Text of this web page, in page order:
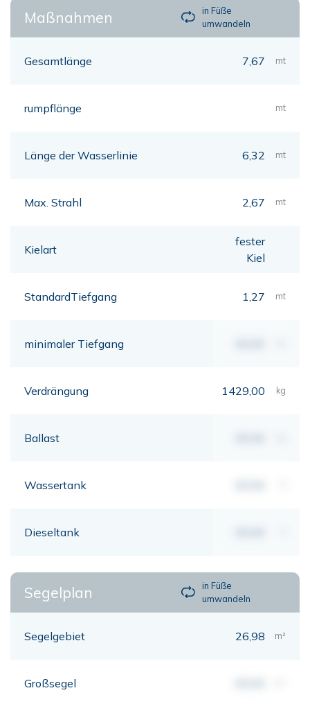
Maßnahmen
in Füße
umwandeln
Gesamtlänge 7,67 mt
rumpflänge mt
Länge der Wasserlinie 6,32 mt
Max. Strahl 2,67 mt
Kielart
fester
Kiel
StandardTiefgang 1,27 mt
minimaler Tiefgang
Verdrängung 1429,00 kg
Ballast
Wassertank
Dieseltank
Segelplan
in Füße
umwandeln
Segelgebiet 26,98 m²
Großsegel